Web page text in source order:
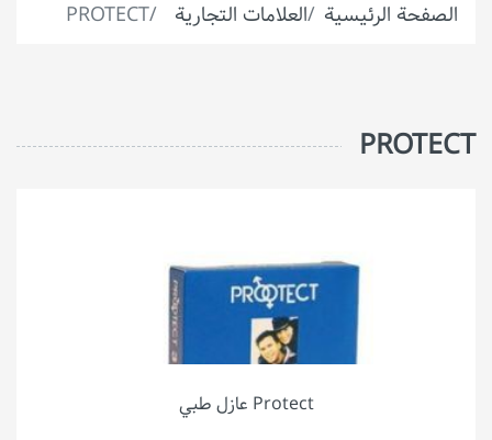
الصفحة الرئيسية العلامات التجارية PROTECT
PROTECT
Protect عازل طبي